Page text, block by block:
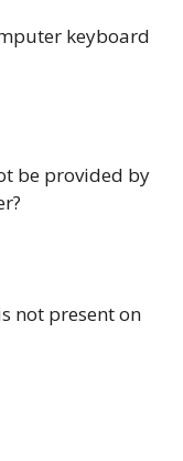
keyboard
be provided by
not present on